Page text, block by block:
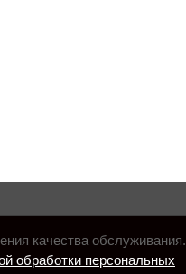
качества обслуживания.
обработки персональных